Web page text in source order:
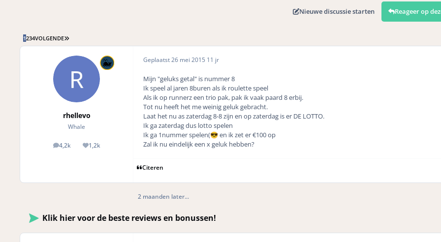
Nieuwe discussie starten Reageer op
1234VOLGENDE LAATSTE PAGINA
rhellevo
Whale
4,2k
posts 1,2k
Reputation
Geplaatst26 mei 2015 11 jr
Mijn "geluks getal" is nummer 8
Ik speel al jaren 8buren als ik roulette speel
Als ik op runnerz een trio pak, pak ik vaak paard 8 erbij.
Tot nu heeft het me weinig geluk gebracht.
Laat het nu as zaterdag 8-8 zijn en op zaterdag is er DE LOTTO.
Ik ga zaterdag dus lotto spelen
Ik ga 1nummer spelen(😎en ik zet er €100 op
Zal ik nu eindelijk een x geluk hebben?
Citeren
2 maanden later...
Klik hier voor de beste reviews en bonussen!